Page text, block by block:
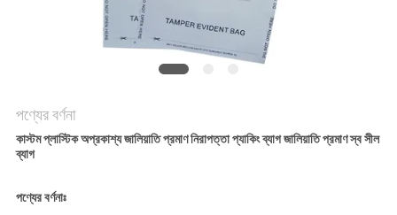
পণ্যের বর্ণনা
কাস্টম প্লাস্টিক অপ্রকাশ্য জালিয়াতি প্রমাণ নিরাপত্তা প্যাকিং ব্যাগ জালিয়াতি প্রমাণ স্ব সীল
ব্যাগ
পণ্যের বর্ণনাঃ